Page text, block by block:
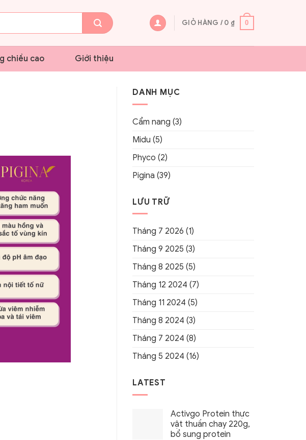
GIỎ HÀNG /0 ₫ 0
chiều cao Giới thiệu
DANH MỤC
Cẩm nang (3)
Midu (5)
Phyco (2)
Pigina (39)
LƯU TRỮ
Tháng 7 2026 (1)
Tháng 9 2025 (3)
Tháng 8 2025 (5)
Tháng 12 2024 (7)
Tháng 11 2024 (5)
Tháng 8 2024 (3)
Tháng 7 2024 (8)
Tháng 5 2024 (16)
LATEST
Activgo Protein thực
vật thuần chay 220g,
bổ sung protein